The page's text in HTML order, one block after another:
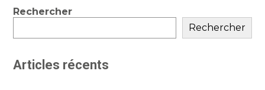
Blog
Rechercher
Rechercher
Articles récents